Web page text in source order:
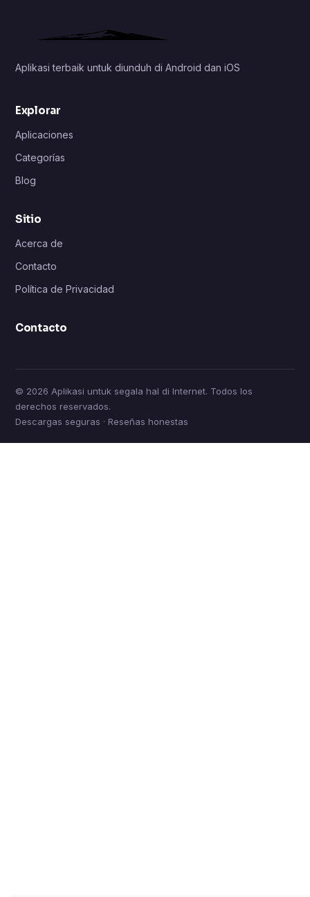
Aplikasi terbaik untuk diunduh di Android dan iOS
Explorar
Aplicaciones
Categorías
Blog
Sitio
Acerca de
Contacto
Política de Privacidad
Contacto
© 2026 Aplikasi untuk segala hal di Internet. Todos los
derechos reservados.
Descargas seguras · Reseñas honestas